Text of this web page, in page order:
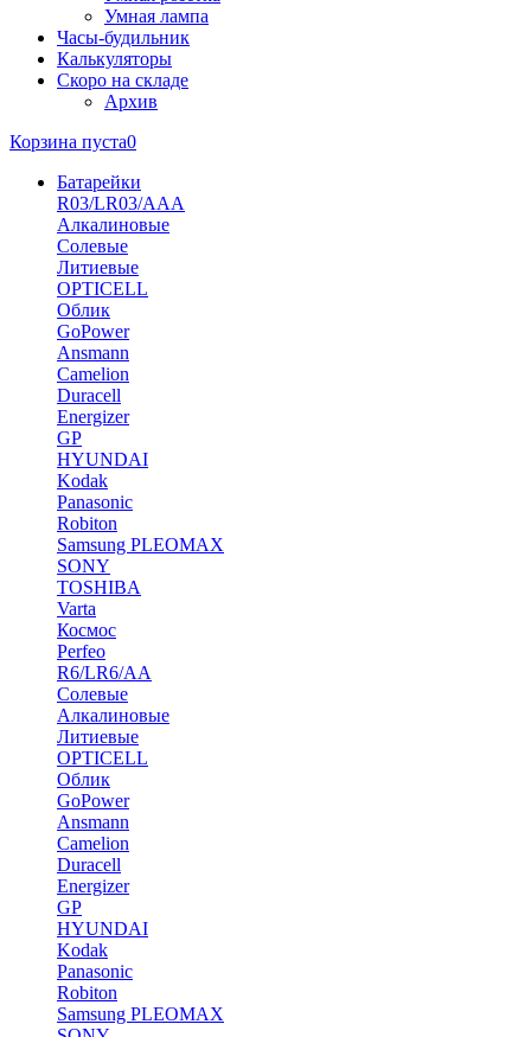
Умная лампа
Часы-будильник
Калькуляторы
Скоро на складе
Архив
Корзина пуста0
Батарейки
R03/LR03/AAA
Алкалиновые
Солевые
Литиевые
OPTICELL
Облик
GoPower
Ansmann
Camelion
Duracell
Energizer
GP
HYUNDAI
Kodak
Panasonic
Robiton
Samsung PLEOMAX
SONY
TOSHIBA
Varta
Космос
Perfeo
R6/LR6/AA
Солевые
Алкалиновые
Литиевые
OPTICELL
Облик
GoPower
Ansmann
Camelion
Duracell
Energizer
GP
HYUNDAI
Kodak
Panasonic
Robiton
Samsung PLEOMAX